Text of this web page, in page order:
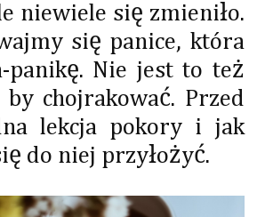
niewiele się zmieniło.
się panice, która
panikę. Nie jest to też
by chojrakować. Przed
lekcja pokory i jak
do niej przyłożyć.